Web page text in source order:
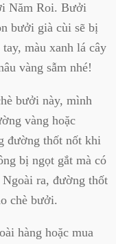
Năm Roi. Bưởi
bưởi già cùi sẽ bị
màu xanh lá cây
vàng sẫm nhé!
bưởi này, mình
vàng hoặc
đường thốt nốt khi
bị ngọt gắt mà có
ra, đường thốt
chè bưởi.
hàng hoặc mua